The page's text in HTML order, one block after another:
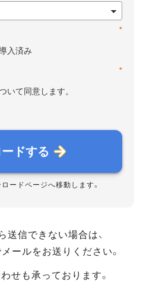
*
入済み
*
いて同意します。
ドする
ードページへ移動します。
信できない場合は、
ールをお送りください。
せも承っております。